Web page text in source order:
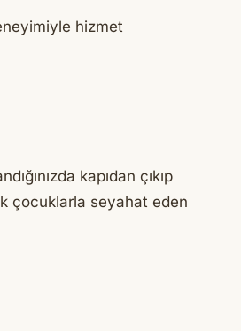
hizmet
kapıdan çıkıp
çocuklarla seyahat eden